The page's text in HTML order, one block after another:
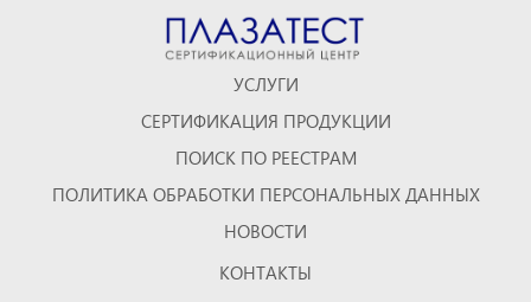
УСЛУГИ
СЕРТИФИКАЦИЯ ПРОДУКЦИИ
ПОИСК ПО РЕЕСТРАМ
ПОЛИТИКА ОБРАБОТКИ ПЕРСОНАЛЬНЫХ ДАННЫХ
НОВОСТИ
КОНТАКТЫ